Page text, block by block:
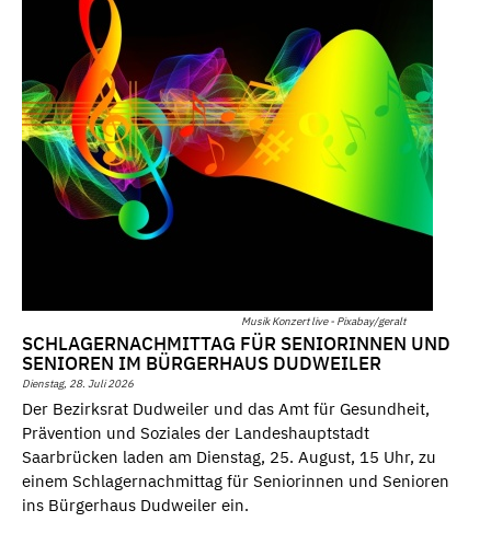
Musik Konzert live - Pixabay/geralt
SCHLAGERNACHMITTAG FÜR SENIORINNEN UND
SENIOREN IM BÜRGERHAUS DUDWEILER
Dienstag, 28. Juli 2026
Der Bezirksrat Dudweiler und das Amt für Gesundheit,
Prävention und Soziales der Landeshauptstadt
Saarbrücken laden am Dienstag, 25. August, 15 Uhr, zu
einem Schlagernachmittag für Seniorinnen und Senioren
ins Bürgerhaus Dudweiler ein.